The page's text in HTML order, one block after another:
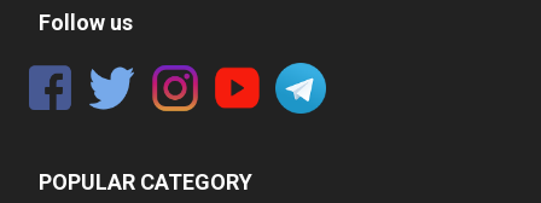
Follow us
POPULAR CATEGORY